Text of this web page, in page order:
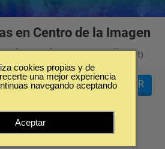
en Centro de la Imagen
en España
(2)
Tecnologia
FILTRAR
cookies propias y de
una mejor experiencia
navegando aceptando
Aceptar